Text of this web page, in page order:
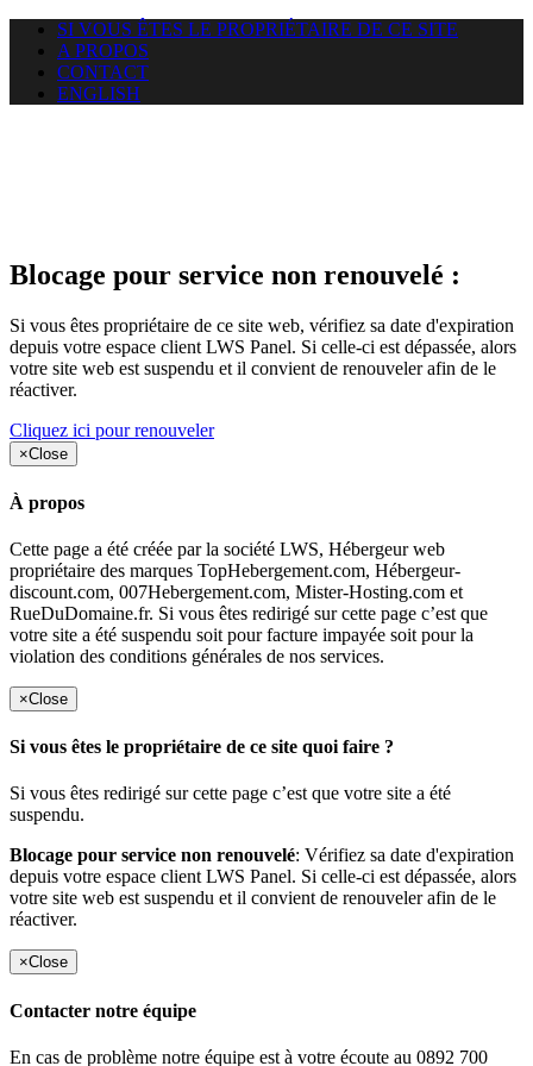
SI VOUS ÊTES LE PROPRIÉTAIRE DE CE SITE
A PROPOS
CONTACT
ENGLISH
Blocage pour service non renouvelé :
Si vous êtes propriétaire de ce site web, vérifiez sa date d'expiration
depuis votre espace client LWS Panel. Si celle-ci est dépassée, alors
votre site web est suspendu et il convient de renouveler afin de le
réactiver.
Cliquez ici pour renouveler
×Close
À propos
Cette page a été créée par la société LWS, Hébergeur web
propriétaire des marques TopHebergement.com, Hébergeur-
discount.com, 007Hebergement.com, Mister-Hosting.com et
RueDuDomaine.fr. Si vous êtes redirigé sur cette page c’est que
votre site a été suspendu soit pour facture impayée soit pour la
violation des conditions générales de nos services.
×Close
Si vous êtes le propriétaire de ce site quoi faire ?
Si vous êtes redirigé sur cette page c’est que votre site a été
suspendu.
Blocage pour service non renouvelé: Vérifiez sa date d'expiration
depuis votre espace client LWS Panel. Si celle-ci est dépassée, alors
votre site web est suspendu et il convient de renouveler afin de le
réactiver.
×Close
Contacter notre équipe
En cas de problème notre équipe est à votre écoute au 0892 700